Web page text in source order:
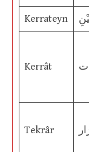
Kerrateyn
Kerrât
Tekrâr